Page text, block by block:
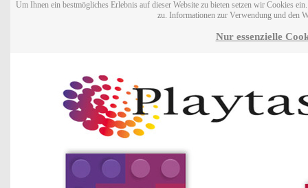
Um Ihnen ein bestmögliches Erlebnis auf dieser Website zu bieten setzen wir Cookies
zu. Informationen zur Verwendung und den
Nur essenzielle